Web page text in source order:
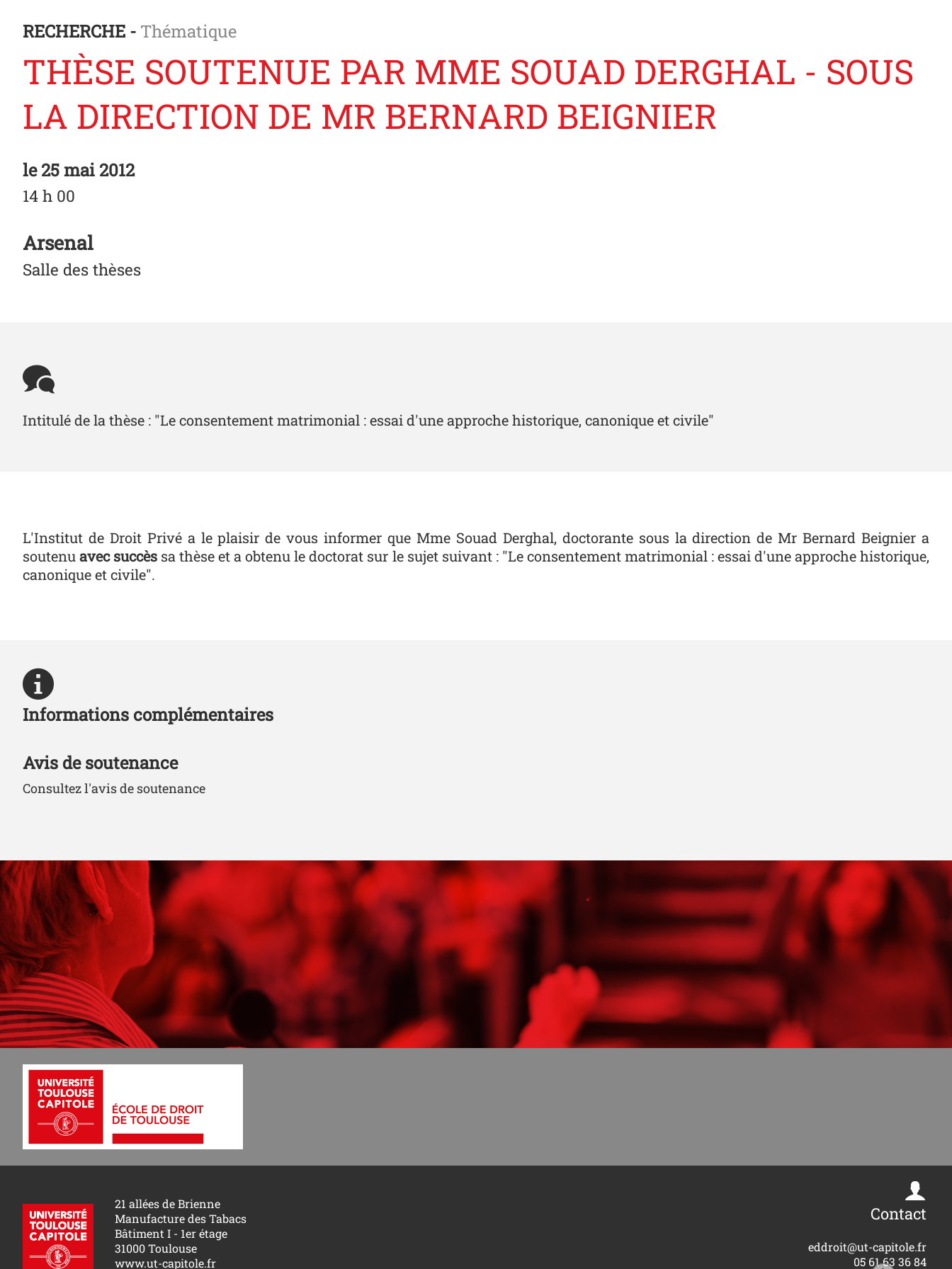
RECHERCHE - Thématique
THÈSE SOUTENUE PAR MME SOUAD DERGHAL - SOUS
LA DIRECTION DE MR BERNARD BEIGNIER
le25 mai 2012
14 h 00
Arsenal
Salle des thèses
Intitulé de la thèse : "Le consentement matrimonial : essai d'une approche historique, canonique et civile"
L'Institut de Droit Privé a le plaisir de vous informer que Mme Souad Derghal, doctorante sous la direction de Mr Bernard Beignier a
soutenuavec succès sa thèse et a obtenu le doctorat sur le sujet suivant : "Le consentement matrimonial : essai d'une approche historique,
canonique et civile".
Informations complémentaires
Avis de soutenance
Consultez l'avis de soutenance
21 allées de Brienne
Manufacture des Tabacs
Bâtiment I - 1er étage
31000 Toulouse
www.ut-capitole.fr
Contact
eddroit@ut-capitole.fr
05 61 63 36 84